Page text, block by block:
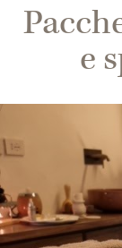
e